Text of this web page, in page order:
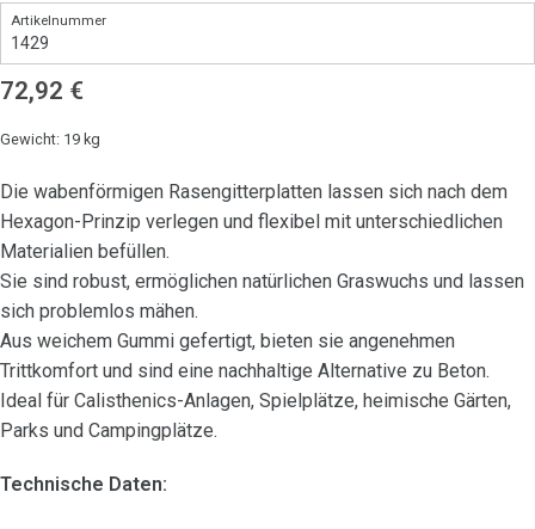
1429
72,92 €
Gewicht: 19 kg
Die wabenförmigen Rasengitterplatten lassen sich nach dem
Hexagon-Prinzip verlegen und flexibel mit unterschiedlichen
Materialien befüllen.
Sie sind robust, ermöglichen natürlichen Graswuchs und lassen
sich problemlos mähen.
Aus weichem Gummi gefertigt, bieten sie angenehmen
Trittkomfort und sind eine nachhaltige Alternative zu Beton.
Ideal für Calisthenics-Anlagen, Spielplätze, heimische Gärten,
Parks und Campingplätze.
Technische Daten: